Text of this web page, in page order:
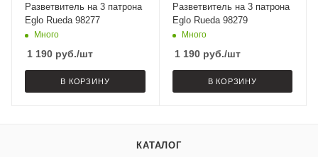
Разветвитель на 3 патрона
Eglo Rueda 98277
Много
1 190 руб./шт
В КОРЗИНУ
Разветвитель на 3 патрона
Eglo Rueda 98279
Много
1 190руб./шт
В КОРЗИНУ
КАТАЛОГ